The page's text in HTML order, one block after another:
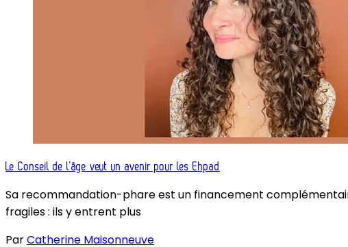
Le Conseil de l’âge veut un avenir pour les Ehpad
Sa recommandation-phare est un financement
fragiles : ils y entrent plus
ParCatherine Maisonneuve